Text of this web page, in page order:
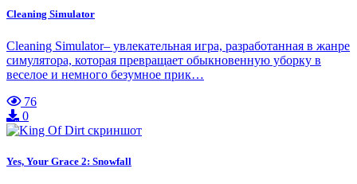
Cleaning Simulator
Cleaning Simulator– увлекательная игра, разработанная в жанре
симулятора, которая превращает обыкновенную уборку в
веселое и немного безумное прик…
76
0
Yes, Your Grace 2: Snowfall